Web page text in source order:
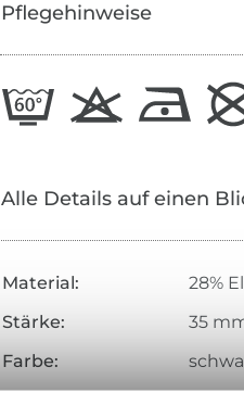
Pflegehinweise
Alle Details auf einen
Material:
28%
Stärke:
35
Farbe: